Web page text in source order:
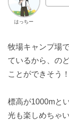
はっちー
牧場キャンプ場
ているから、の
ことができそう！
標高が1000mと
光も楽しめちゃ